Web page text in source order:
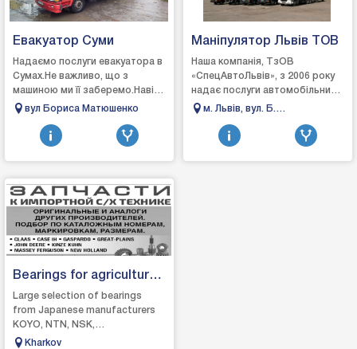
Евакуатор Суми
Надаємо послуги евакуатора в
Сумах.Не важливо, що з
машиною ми її заберемо.Навіть
без коліс, після ДТП, у кюветі є
заванта...
вул Бориса Матюшенко
Маніпулятор Львів ТОВ
Наша компанія, ТзОВ
«СпецАвтоЛьвів», з 2006 року
надає послуги автомобільним
транспортом по Львову,
України. Гарантуємо в...
м. Львів, вул. Б.
Хмельницького, 200
Bearings for agricultural
machinery
Large selection of bearings
from Japanese manufacturers
KOYO, NTN, NSK,
MACHIagricultural machinery,
Kharkov